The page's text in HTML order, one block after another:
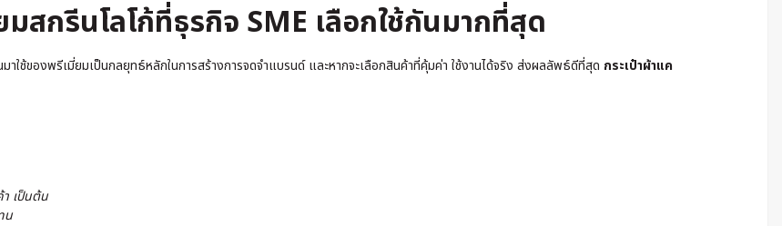
สกรีนโลโก้ที่ธุรกิจ SME เลือกใช้กันมากที่สุด
ช้ของพรีเมี่ยมเป็นกลยุทธ์หลักในการสร้างการจดจำแบรนด์ และหากจะเลือกสินค้าที่คุ้มค่า ใช้งานได้จริง ส่งผลลัพธ์ดีที่สุด กระเป๋าผ้าแค
เป็นต้น
น